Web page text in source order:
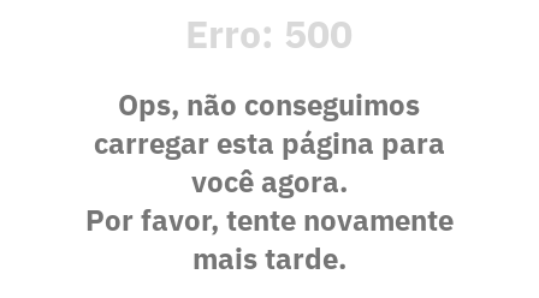
Erro: 500
Ops, não conseguimos
carregar esta página para
você agora.
Por favor, tente novamente
mais tarde.